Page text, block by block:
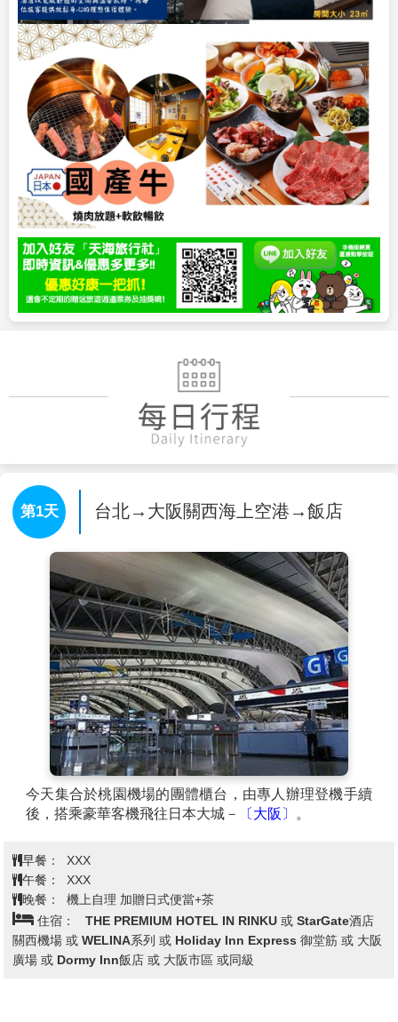
第1天 台北→大阪關西海上空港→飯店
今天集合於桃園機場的團體櫃台，由專人辦理登機手續
後，搭乘豪華客機飛往日本大城－
〔大阪〕 。
早餐：
XXX
午餐：
XXX
晚餐：
機上自理 加贈日式便當+茶
住宿：
THE PREMIUM HOTEL IN RINKU 或 StarGate酒店
關西機場 或 WELINA系列 或 Holiday Inn Express 御堂筋 或 大阪
廣場 或 Dormy Inn飯店 或 大阪市區 或同級